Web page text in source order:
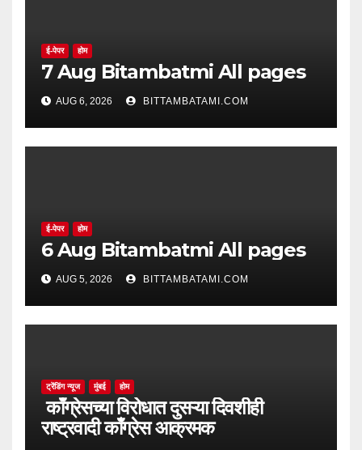
ई-पेपर होम
7 Aug Bitambatmi All pages
AUG 6, 2026 BITTAMBATAMI.COM
ई-पेपर होम
6 Aug Bitambatmi All pages
AUG 5, 2026 BITTAMBATAMI.COM
ट्रेंडिंग न्यूज मुंबई होम
काँग्रेसच्या विरोधात दुसऱ्या दिवशीही
राष्ट्रवादी काँग्रेस आक्रमक